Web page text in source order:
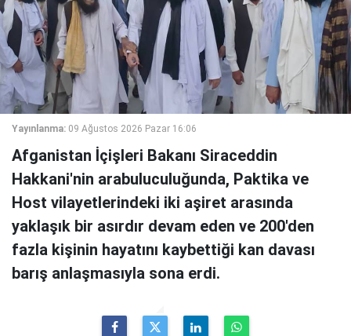
Yayınlanma: 09 Ağustos 2026 Pazar 16:06
Afganistan İçişleri Bakanı Siraceddin
Hakkani'nin arabuluculuğunda, Paktika ve
Host vilayetlerindeki iki aşiret arasında
yaklaşık bir asırdır devam eden ve 200'den
fazla kişinin hayatını kaybettiği kan davası
barış anlaşmasıyla sona erdi.